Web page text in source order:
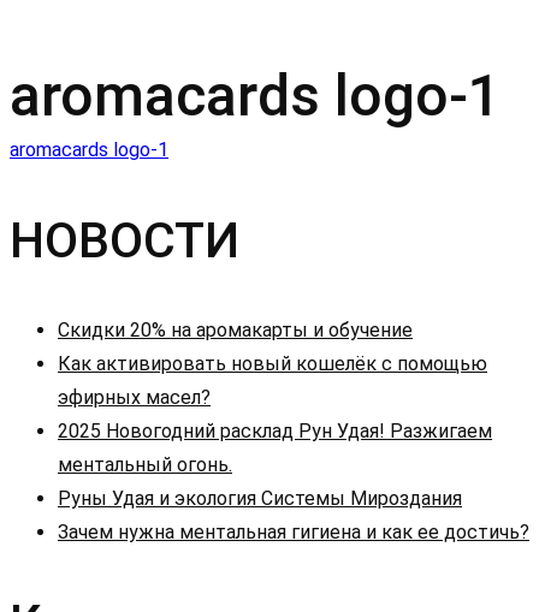
aromacards logo-1
Навигация
по
aromacards logo-1
НОВОСТИ
Скидки 20% на аромакарты и обучение
Как активировать новый кошелёк с помощью
эфирных масел?
2025 Новогодний расклад Рун Удая! Разжигаем
ментальный огонь.
Руны Удая и экология Системы Мироздания
Зачем нужна ментальная гигиена и как ее достичь?